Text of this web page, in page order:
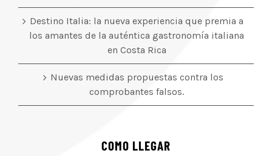
Destino Italia: la nueva experiencia que premia a
los amantes de la auténtica gastronomía italiana
en Costa Rica
Nuevas medidas propuestas contra los
comprobantes falsos.
COMO LLEGAR